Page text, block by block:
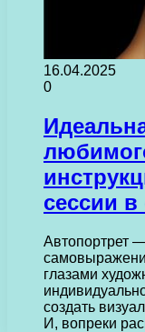
16.04.2025
0
сессии в
Автопортрет
глазами
создать
И, вопреки